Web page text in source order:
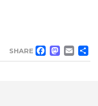
SHARE